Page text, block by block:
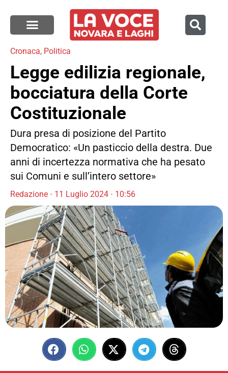
Cronaca, Politica
Legge edilizia regionale,
bocciatura della Corte
Costituzionale
Dura presa di posizione del Partito
Democratico: «Un pasticcio della destra. Due
anni di incertezza normativa che ha pesato
sui Comuni e sull’intero settore»
Redazione 11 Luglio 2024 10:56